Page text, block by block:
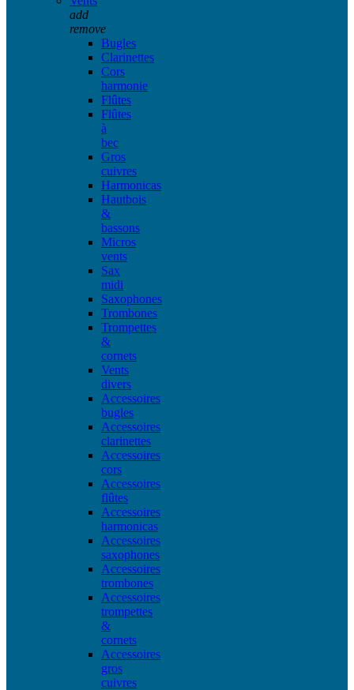
add
remove
Bugles
Clarinettes
Cors
harmonie
Flûtes
Flûtes
à
bec
Gros
cuivres
Harmonicas
Hautbois
&
bassons
Micros
vents
Sax
midi
Saxophones
Trombones
Trompettes
&
cornets
Vents
divers
Accessoires
bugles
Accessoires
clarinettes
Accessoires
cors
Accessoires
flûtes
Accessoires
harmonicas
Accessoires
saxophones
Accessoires
trombones
Accessoires
trompettes
&
cornets
Accessoires
gros
cuivres